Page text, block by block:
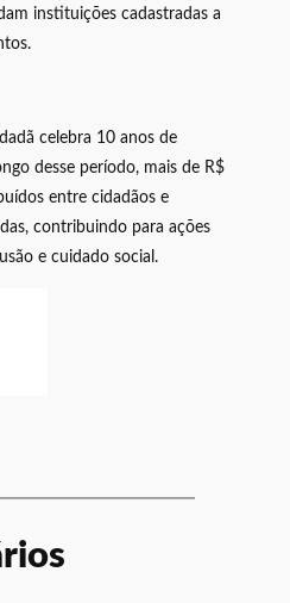
instituições cadastradas a
celebra 10 anos de
desse período, mais de R$
entre cidadãos e
contribuindo para ações
e cuidado social.